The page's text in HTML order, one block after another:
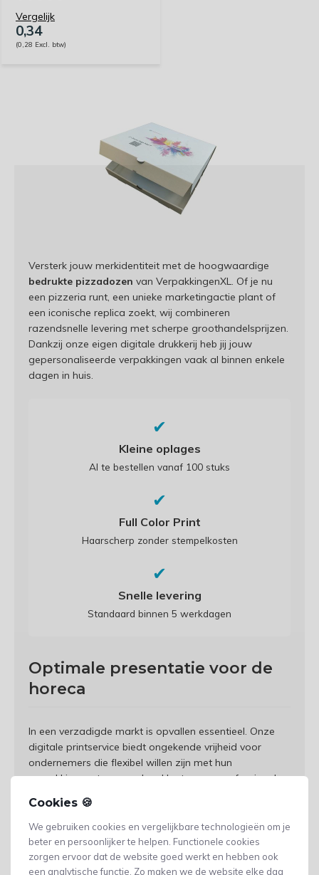
Cookies 🍪
We gebruiken cookies en vergelijkbare technologieën om je
beter en persoonlijker te helpen. Functionele cookies
zorgen ervoor dat de website goed werkt en hebben ook
een analytische functie. Zo maken we de website elke dag
Vergelijk
0,34
(0,28 Excl. btw)
Versterk jouw merkidentiteit met de hoogwaardige
bedrukte pizzadozen van VerpakkingenXL. Of je nu
een pizzeria runt, een unieke marketingactie plant of
een iconische replica zoekt, wij combineren
razendsnelle levering met scherpe groothandelsprijzen.
Dankzij onze eigen digitale drukkerij heb jij jouw
gepersonaliseerde verpakkingen vaak al binnen enkele
dagen in huis.
✔
Kleine oplages
Al te bestellen vanaf 100 stuks
✔
Full Color Print
Haarscherp zonder stempelkosten
✔
Snelle levering
Standaard binnen 5 werkdagen
Optimale presentatie voor de
horeca
In een verzadigde markt is opvallen essentieel. Onze
digitale printservice biedt ongekende vrijheid voor
ondernemers die flexibel willen zijn met hun
verpakkingsontwerp en hun klanten een professionele
Horeca Case: Wisselende menu's
op de doos